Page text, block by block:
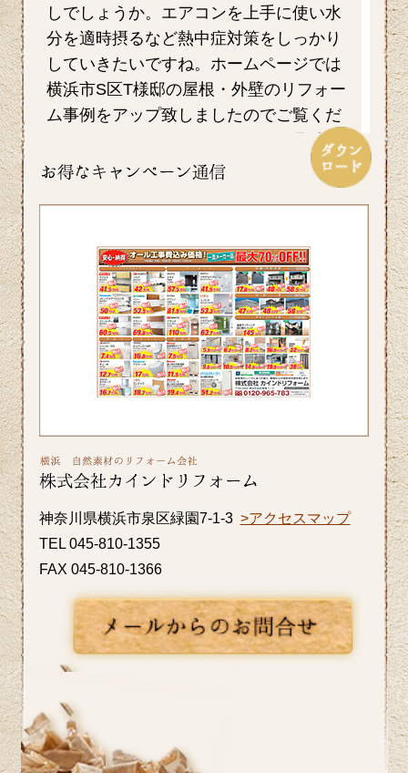
しでしょうか。エアコンを上手に使い水
分を適時摂るなど熱中症対策をしっかり
していきたいですね。ホームページでは
横浜市S区T様邸の屋根・外壁のリフォー
ム事例をアップ致しましたのでご覧くだ
さい。カインドリフォームではお見積
り・ご相談を無料で行っております。お
皆さま、こんにちは。晴れ間の少ない日
が続きますが、いかがお過ごしですか？
横浜市A区K様邸の浴室・内窓のリフォー
ム事例をアップ致しましたのでご覧くだ
さい。カインドリフォームではお見積
り・ご相談を無料で行っております。お
2026/06/10
からこそ、お家の中では快適に過ごした
いものです。横浜市I区T様邸のキッチン
リフォーム事例をアップ致しましたので
ご覧ください。カインドリフォームでは
お見積り・ご相談を無料で行っておりま
す。お気軽にお問い合わせください。
皆さま、こんにちは。夏のように暑い日
があり体調管理が難しいですね。横浜市
神奈川県横浜市泉区緑園7-1-3 >アクセスマップ
TEL 045-810-1355
FAX 045-810-1366